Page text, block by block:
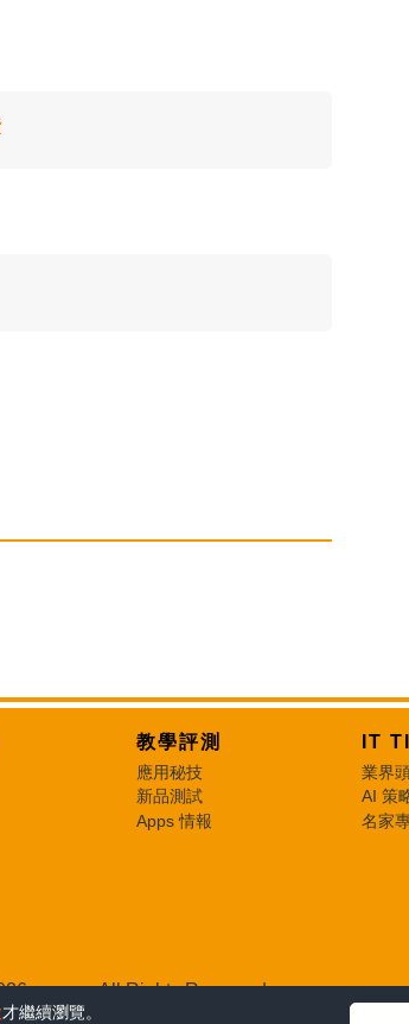
才繼續瀏覽。
教學評測
應用秘技
新品測試
Apps 情報
IT
業界
AI 策
名家
e-zone. All Rights Reserved.